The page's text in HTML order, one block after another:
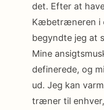
det. Efter at
Kæbetræneren i
begyndte jeg at
Mine
definerede, og
ud. Jeg kan
træner til